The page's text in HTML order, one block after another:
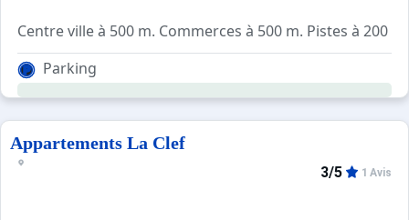
Centre ville à 500 m. Commerces à 500 m. Pistes à 200
Résidence située dans le quartier de l'observatoire, à
Equipements :
Résidence équipée d'un ascenseur et de casiers à skis.
Parking public gratuit.
Parking
Appartements La Clef
3/5 1 Avis